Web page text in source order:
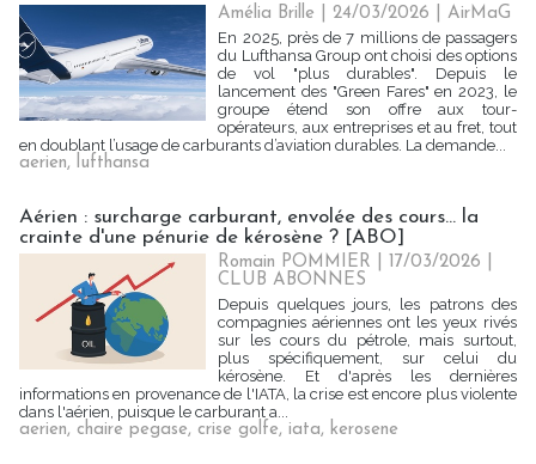
Amélia Brille | 24/03/2026 |AirMaG
En 2025, près de 7 millions de passagers
du Lufthansa Group ont choisi des options
de vol "plus durables". Depuis le
lancement des "Green Fares" en 2023, le
groupe étend son offre aux tour-
opérateurs, aux entreprises et au fret, tout
en doublant l’usage de carburants d’aviation durables. La demande...
aerien, lufthansa
Aérien : surcharge carburant, envolée des cours... la
crainte d'une pénurie de kérosène ? [ABO]
Romain POMMIER | 17/03/2026
CLUB ABONNES
Depuis quelques jours, les patrons des
compagnies aériennes ont les yeux rivés
sur les cours du pétrole, mais surtout,
plus spécifiquement, sur celui du
kérosène. Et d'après les dernières
informations en provenance de l'IATA, la crise est encore plus violente
dans l'aérien, puisque le carburant a...
aerien, chaire pegase, crise golfe, iata, kerosene